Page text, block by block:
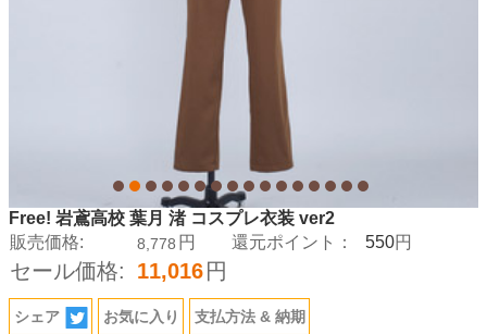
Free! 岩鳶高校 葉月 渚 コスプレ衣装 ver2
販売価格:
8,778 円 還元ポイント： 550円
セール価格: 11,016 円
シェア お気に入り 支払方法 & 納期